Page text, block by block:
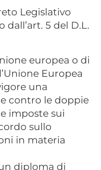
Legislativo
dall’art. 5 del D.L.
europea o di
Europea
una
contro le doppie
imposte sui
sullo
in materia
diploma di